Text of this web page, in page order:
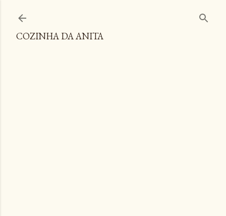
COZINHA DA ANITA